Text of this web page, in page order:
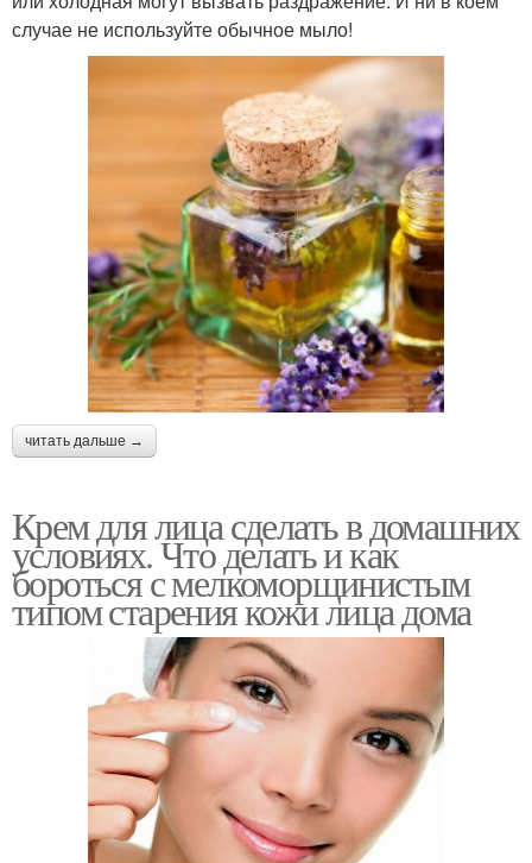
случае не используйте обычное мыло!
читать дальше →
Крем для лица сделать в домашних
условиях. Что делать и как
бороться с мелкоморщинистым
типом старения кожи лица дома